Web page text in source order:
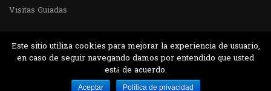
Visitas Guiadas
Desarrollado por MJTEC.
Este sitio utiliza cookies para mejorar la experiencia de usuario,
en caso de seguir navegando damos por entendido que usted
está de acuerdo.
Aceptar Política de privacidad